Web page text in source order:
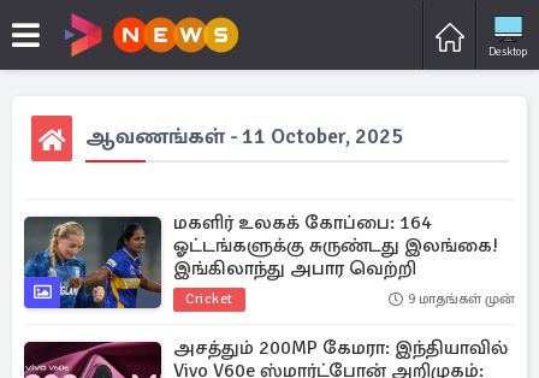
Desktop
ஆவணங்கள் - 11 October, 2025
மகளிர் உலகக் கோப்பை: 164
ஓட்டங்களுக்கு சுருண்டது இலங்கை!
இங்கிலாந்து அபார வெற்றி
Cricket 9 மாதங்கள் முன்
அசத்தும் 200MP கேமரா: இந்தியாவில்
Vivo V60e ஸ்மார்ட்போன் அறிமுகம்: